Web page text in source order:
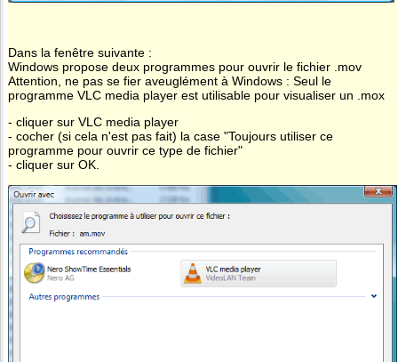
Dans la fenêtre suivante :
Windows propose deux programmes pour ouvrir le fichier .mov
Attention, ne pas se fier aveuglément à Windows : Seul le
programme VLC media player est utilisable pour visualiser un .mox
- cliquer sur VLC media player
- cocher (si cela n'est pas fait) la case "Toujours utiliser ce
programme pour ouvrir ce type de fichier"
- cliquer sur OK.